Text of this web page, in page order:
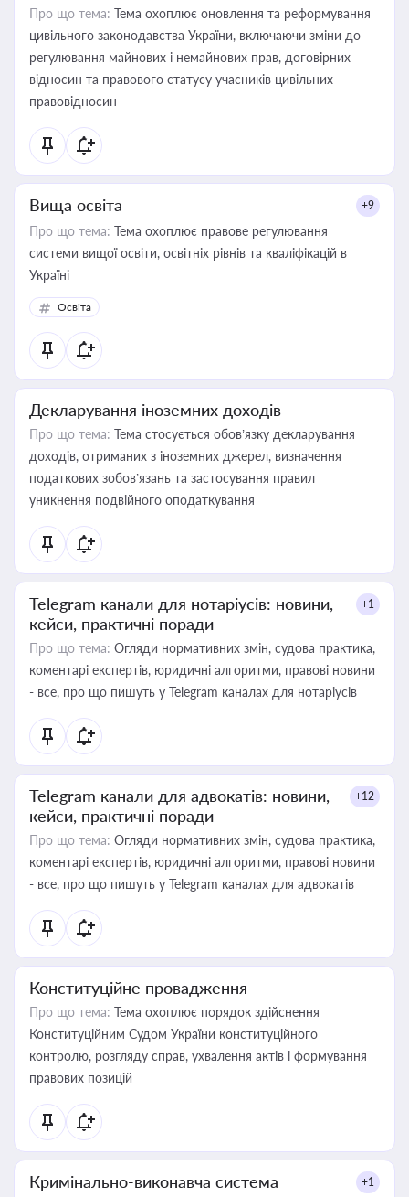
Про що тема: Тема охоплює оновлення та реформування
цивільного законодавства України, включаючи зміни до
регулювання майнових і немайнових прав, договірних
відносин та правового статусу учасників цивільних
правовідносин
Вища освіта +9
Про що тема: Тема охоплює правове регулювання
системи вищої освіти, освітніх рівнів та кваліфікацій в
Україні
Освіта
Декларування іноземних доходів
Про що тема: Тема стосується обов’язку декларування
доходів, отриманих з іноземних джерел, визначення
податкових зобов’язань та застосування правил
уникнення подвійного оподаткування
Telegram канали для нотаріусів: новини,
кейси, практичні поради
+1
Про що тема: Огляди нормативних змін, судова практика,
коментарі експертів, юридичні алгоритми, правові новини
- все, про що пишуть у Telegram каналах для нотаріусів
Telegram канали для адвокатів: новини,
кейси, практичні поради
+12
Про що тема: Огляди нормативних змін, судова практика,
коментарі експертів, юридичні алгоритми, правові новини
- все, про що пишуть у Telegram каналах для адвокатів
Конституційне провадження
Про що тема: Тема охоплює порядок здійснення
Конституційним Судом України конституційного
контролю, розгляду справ, ухвалення актів і формування
правових позицій
Кримінально-виконавча система +1